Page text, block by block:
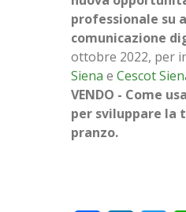
professionale su
comunicazione
ottobre 2022, per
Siena e Cescot
VENDO - Come
per sviluppare la
pranzo.